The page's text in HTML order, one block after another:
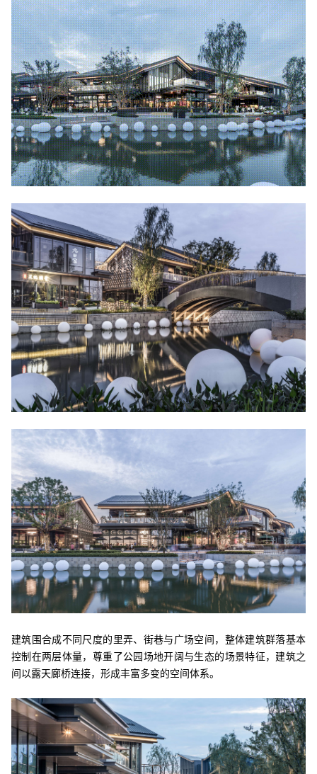
建筑围合成不同尺度的里弄、街巷与广场空间，整体建筑群落基本
控制在两层体量，尊重了公园场地开阔与生态的场景特征，建筑之
间以露天廊桥连接，形成丰富多变的空间体系。